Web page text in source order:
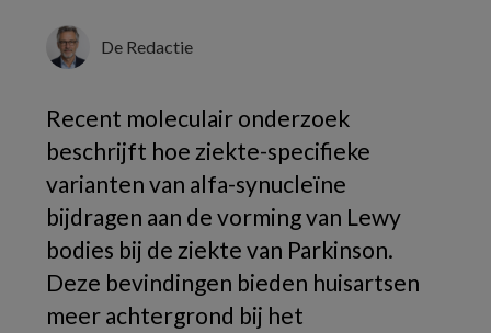
De Redactie
Recent moleculair onderzoek
beschrijft hoe ziekte-specifieke
varianten van alfa-synucleïne
bijdragen aan de vorming van Lewy
bodies bij de ziekte van Parkinson.
Deze bevindingen bieden huisartsen
meer achtergrond bij het